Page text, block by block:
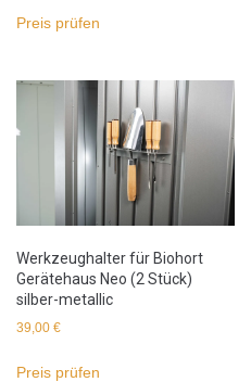
Preis prüfen
Werkzeughalter für Biohort
Gerätehaus Neo (2 Stück)
silber-metallic
39,00 €
Preis prüfen